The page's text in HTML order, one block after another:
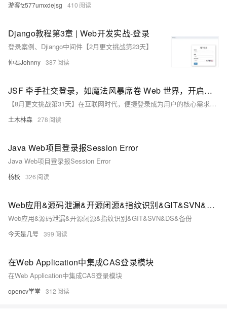
游客fz577umxdejsg 410
Django教程第3章 | Web开发实战-登录
登录案例、Djiango中间件【2月更文挑战第23天】
仲君Johnny 387
JSF 牵手社交登录，如魔法风暴席卷 Web 世界，开启震撼便捷登录之旅！
【8月更文挑战第31天】在互联网时代，便捷登录成为用户的核心需求。社交登录凭借其便捷性、安全性和社交化的特点，在各类Web应用中广泛应用。JavaServer Faces（JSF），作为一款流行的Java Web框架，能够轻松集成社交登录功能，显著提升用户体验。本文详细介绍社交登录的优势，并提供两种JSF集成社交登录的常见方法：一是利用Spring Social等第三方库简化开发；二是自行实现社交登录流程。开发者可根据项目需求选择适合的方案。
土木林森 278
Java Web项目登录报Session Error
Java Web项目登录报Session Error
杨校 326
Web应用&源码泄漏&开源闭源&指纹识别&GIT&SVN&DS&备份
Web应用&源码泄漏&开源闭源&指纹识别&GIT&SVN&DS&备份
今天是几号 399
在Web Application中集成CAS登录模块
在Web Application中集成CAS登录模块
opencv学堂 312